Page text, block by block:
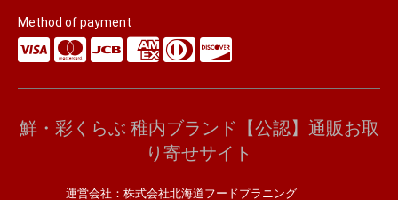
Method of payment
鮮・彩くらぶ 稚内ブランド【公認】通販お取
り寄せサイト
運営会社： 株式会社北海道フードプラニング